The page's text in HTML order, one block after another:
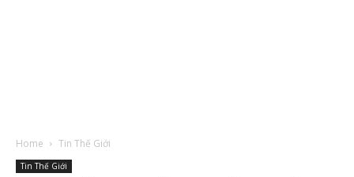
Home Tin Thế Giới
Tin Thế Giới